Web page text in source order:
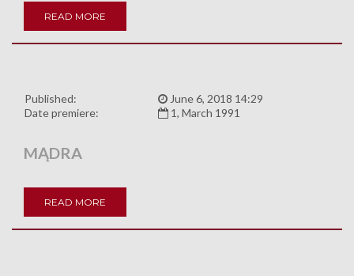
READ MORE
Published:
June 6, 2018 14:29
Date premiere:
1, March 1991
MĄDRA
READ MORE